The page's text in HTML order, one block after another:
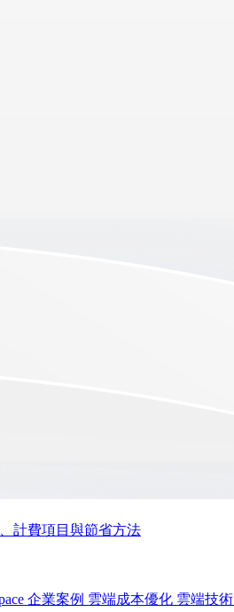
計費項目與節省方法
企業案例 雲端成本優化 雲端技術